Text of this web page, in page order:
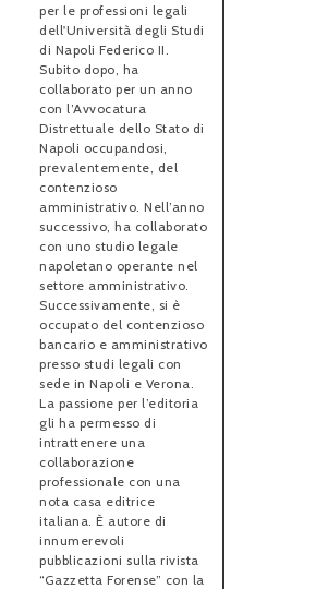
per le professioni legali
dell'Università degli Studi
di Napoli Federico II.
Subito dopo, ha
collaborato per un anno
con l’Avvocatura
Distrettuale dello Stato di
Napoli occupandosi,
prevalentemente, del
contenzioso
amministrativo. Nell’anno
successivo, ha collaborato
con uno studio legale
napoletano operante nel
settore amministrativo.
Successivamente, si è
occupato del contenzioso
bancario e amministrativo
presso studi legali con
sede in Napoli e Verona.
La passione per l’editoria
gli ha permesso di
intrattenere una
collaborazione
professionale con una
nota casa editrice
italiana. È autore di
innumerevoli
pubblicazioni sulla rivista
“Gazzetta Forense” con la